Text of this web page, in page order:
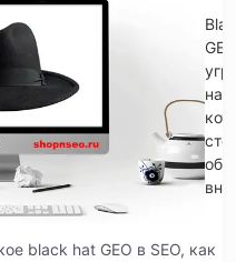
на
black hat GEO в SEO, как